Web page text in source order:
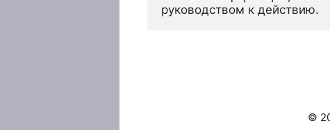
руководством к действию.
©